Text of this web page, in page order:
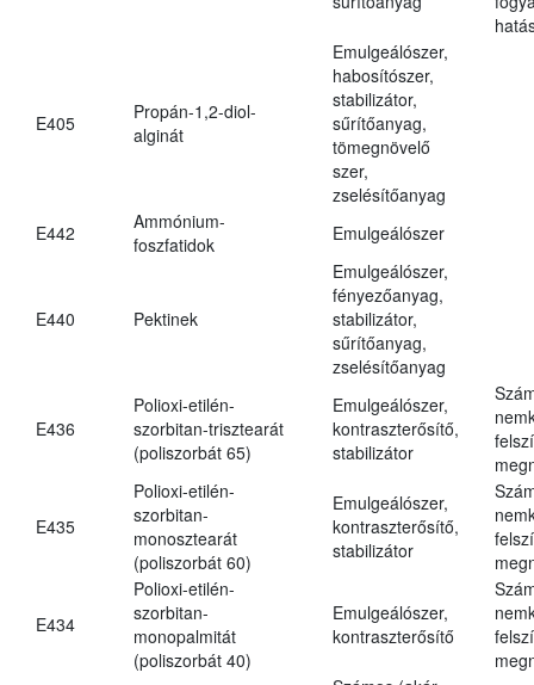
E405
Propán-1,2-diol-
alginát
Emulgeálószer,
habosítószer,
stabilizátor,
sűrítőanyag,
tömegnövelő
szer,
zselésítőanyag
E442
Ammónium-
foszfatidok
Emulgeálószer
E440 Pektinek
Emulgeálószer,
fényezőanyag,
stabilizátor,
sűrítőanyag,
zselésítőanyag
E436
Polioxi-etilén-
szorbitan-trisztearát
(poliszorbát 65)
Emulgeálószer,
kontraszterősítő,
stabilizátor
E435
Polioxi-etilén-
szorbitan-
monosztearát
(poliszorbát 60)
Emulgeálószer,
kontraszterősítő,
stabilizátor
E434
Polioxi-etilén-
szorbitan-
monopalmitát
(poliszorbát 40)
Emulgeálószer,
kontraszterősítő